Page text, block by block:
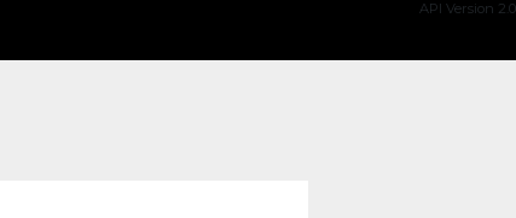
API Version 2.0